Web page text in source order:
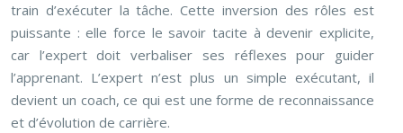
train d’exécuter la tâche. Cette inversion des rôles est
puissante : elle force le savoir tacite à devenir explicite,
car l’expert doit verbaliser ses réflexes pour guider
l’apprenant. L’expert n’est plus un simple exécutant, il
devient un coach, ce qui est une forme de reconnaissance
et d’évolution de carrière.